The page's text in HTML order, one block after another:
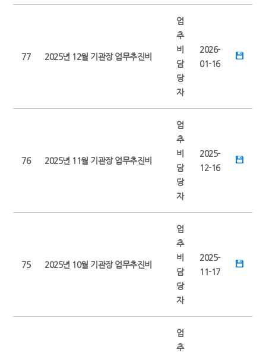
77 2025년 12월 기관장 업무추진비
업
추
비
담
당
자
2026-
01-16
76 2025년 11월 기관장 업무추진비
업
추
비
담
당
자
2025-
12-16
75 2025년 10월 기관장 업무추진비
업
추
비
담
당
자
2025-
11-17
업
추